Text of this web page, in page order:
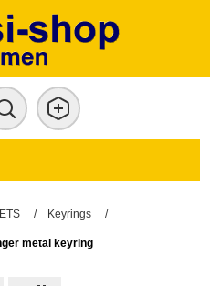
/ Keyrings /
metal keyring